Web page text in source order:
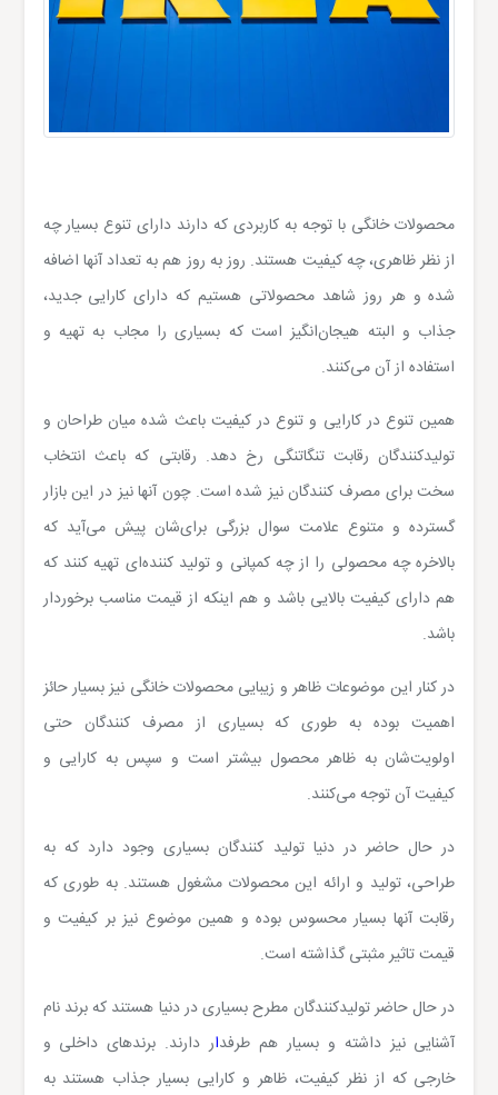
محصولات خانگی با توجه به کاربردی که دارند دارای تنوع بسیار چه
از نظر ظاهری، چه کیفیت هستند. روز به روز هم به تعداد آنها اضافه
شده و هر روز شاهد محصولاتی هستیم که دارای کارایی جدید،
جذاب و البته هیجان‌انگیز است که بسیاری را مجاب به تهیه و
استفاده از آن می‌کنند.
همین تنوع در کارایی و تنوع در کیفیت باعث شده میان طراحان و
تولیدکنندگان رقابت تنگاتنگی رخ دهد. رقابتی که باعث انتخاب
سخت برای مصرف کنندگان نیز شده است. چون آنها نیز در این بازار
گسترده و متنوع علامت سوال بزرگی برای‌شان پیش می‌آید که
بالاخره چه محصولی را از چه کمپانی و تولید کننده‌ای تهیه کنند که
هم دارای کیفیت بالایی باشد و هم اینکه از قیمت مناسب برخوردار
باشد.
در کنار این موضوعات ظاهر و زیبایی محصولات خانگی نیز بسیار حائز
اهمیت بوده به طوری که بسیاری از مصرف کنندگان حتی
اولویت‌شان به ظاهر محصول بیشتر است و سپس به کارایی و
کیفیت آن توجه می‌کنند.
در حال حاضر در دنیا تولید کنندگان بسیاری وجود دارد که به
طراحی، تولید و ارائه این محصولات مشغول هستند. به طوری که
رقابت آنها بسیار محسوس بوده و همین موضوع نیز بر کیفیت و
قیمت تاثیر مثبتی گذاشته است.
در حال حاضر تولیدکنندگان مطرح بسیاری در دنیا هستند که برند نام
آشنایی نیز داشته و بسیار هم طرفدار دارند. برندهای داخلی و
خارجی که از نظر کیفیت، ظاهر و کارایی بسیار جذاب هستند به